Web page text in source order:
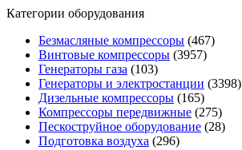
Категории оборудования
Безмасляные компрессоры (467)
Винтовые компрессоры (3957)
Генераторы газа (103)
Генераторы и электростанции (3398)
Дизельные компрессоры (165)
Компрессоры передвижные (275)
Пескоструйное оборудование (28)
Подготовка воздуха (296)